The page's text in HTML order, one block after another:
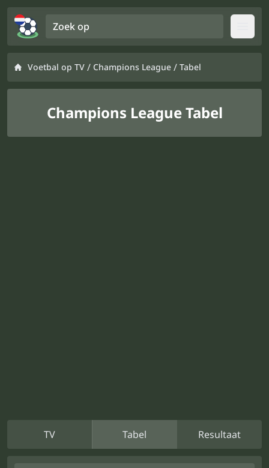
Voetbal op TV / Champions League / Tabel
Champions League Tabel
TV Tabel Resultaat